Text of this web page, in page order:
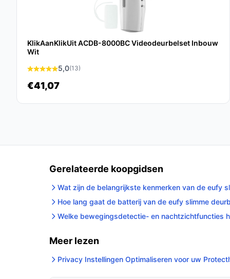
De Protectly deurbel biedt unieke functies zoals
en een uitgebreide opslagcapaciteit, wat het
gebruiksgemak. Deze deurbel biedt niet alleen
functies die jouw leven eenvoudiger maken.
bestedeurbelmetcamera.nl. Kies bewust wat
KlikAanKlikUit ACDB-8000BC Videodeurbelset Inbouw
Wit
5,0(13)
€41,07
Gerelateerde koopgidsen
Wat zijn de belangrijkste kenmerken van de eufy
Hoe lang gaat de batterij van de eufy slimme
Welke bewegingsdetectie- en nachtzichtfuncties
Meer lezen
Privacy Instellingen Optimaliseren voor uw